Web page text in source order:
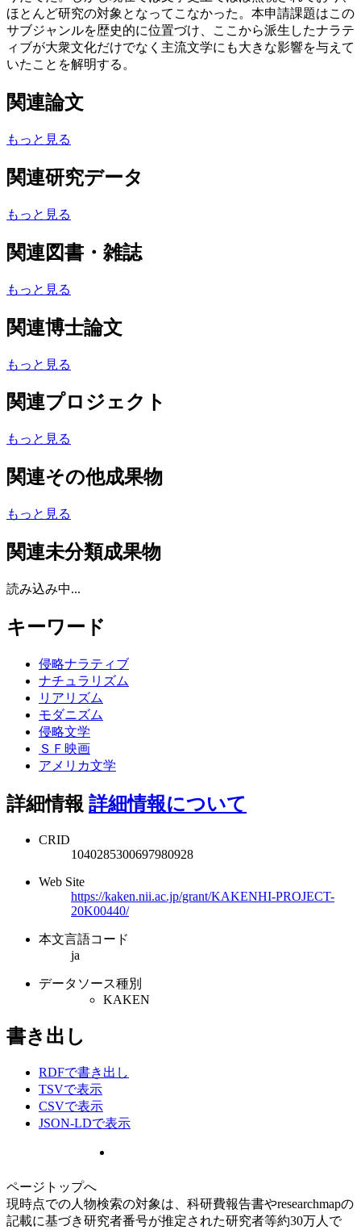
ほとんど研究の対象となってこなかった。本申請課題はこの
サブジャンルを歴史的に位置づけ、ここから派生したナラテ
ィブが大衆文化だけでなく主流文学にも大きな影響を与えて
いたことを解明する。
関連論文
もっと見る
関連研究データ
もっと見る
関連図書・雑誌
もっと見る
関連博士論文
もっと見る
関連プロジェクト
もっと見る
関連その他成果物
もっと見る
関連未分類成果物
読み込み中...
キーワード
侵略ナラティブ
ナチュラリズム
リアリズム
モダニズム
侵略文学
ＳＦ映画
アメリカ文学
詳細情報 詳細情報について
CRID
1040285300697980928
Web Site
https://kaken.nii.ac.jp/grant/KAKENHI-PROJECT-
20K00440/
本文言語コード
ja
データソース種別
KAKEN
書き出し
RDFで書き出し
TSVで表示
CSVで表示
JSON-LDで表示
ページトップへ
現時点での人物検索の対象は、科研費報告書やresearchmapの
記載に基づき研究者番号が推定された研究者等約30万人で